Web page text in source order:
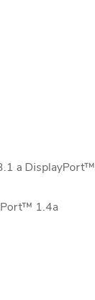
a DisplayPort™
1.4a